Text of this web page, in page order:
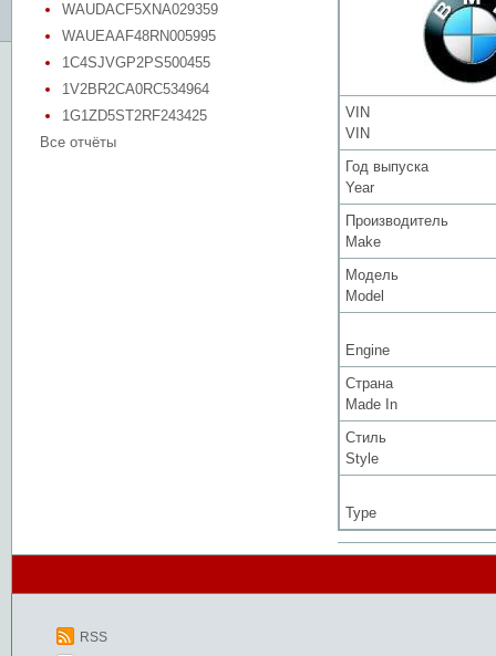
WAUDACF5XNA029359
WAUEAAF48RN005995
1C4SJVGP2PS500455
1V2BR2CA0RC534964
1G1ZD5ST2RF243425
Все отчёты
VIN
VIN
Год выпуска
Year
Производитель
Make
Модель
Model
Engine
Страна
Made In
Стиль
Style
Type
RSS